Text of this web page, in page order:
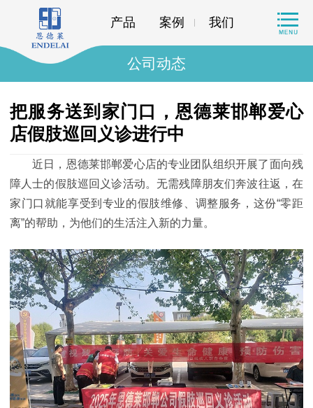
产品 案例 我们
公司动态
把服务送到家门口，恩德莱邯郸爱心
店假肢巡回义诊进行中
近日，恩德莱邯郸爱心店的专业团队组织开展了面向残
障人士的假肢巡回义诊活动。无需残障朋友们奔波往返，在
家门口就能享受到专业的假肢维修、调整服务，这份“零距
离”的帮助，为他们的生活注入新的力量。